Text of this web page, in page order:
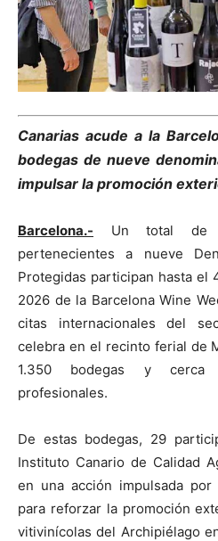
Canarias acude a la
bodegas de nueve
impulsar la promoción
Barcelona.- Un total de
pertenecientes a nueve
Protegidas participan hasta el
2026 de la Barcelona Wine
citas internacionales del
celebra en el recinto ferial de
1.350 bodegas y cerca
profesionales.
De estas bodegas, 29
Instituto Canario de Calidad
en una acción impulsada
para reforzar la promoción
vitivinícolas del Archipiélago